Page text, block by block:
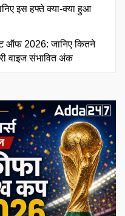
इस हफ्ते क्या-क्या हुआ
ऑफ 2026: जानिए कितने
वाइज संभावित अंक